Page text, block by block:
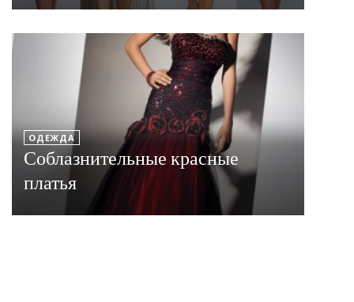
ОДЕЖДА
Соблазнительные красные
платья